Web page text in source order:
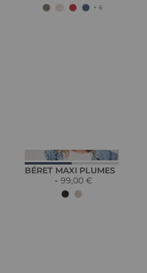
+ 6
BÉRET MAXI PLUMES
99,00 €